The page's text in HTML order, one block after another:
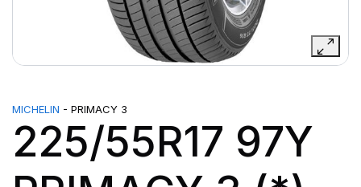
MICHELIN - PRIMACY 3
225/55R17 97Y